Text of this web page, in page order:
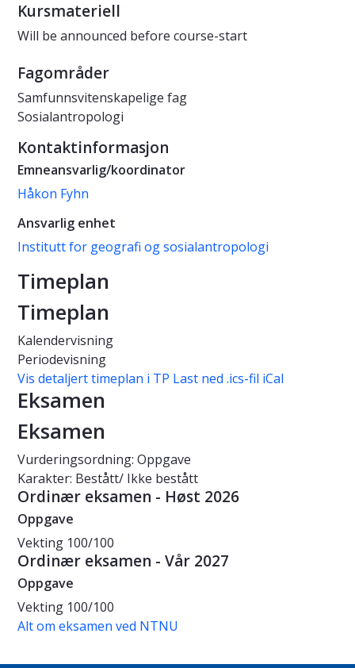
Kursmateriell
Will be announced before course-start
Fagområder
Samfunnsvitenskapelige fag
Sosialantropologi
Kontaktinformasjon
Emneansvarlig/koordinator
Håkon Fyhn
Ansvarlig enhet
Institutt for geografi og sosialantropologi
Timeplan
Timeplan
Kalendervisning
Periodevisning
Vis detaljert timeplan i TP Last ned .ics-fil iCal
Eksamen
Eksamen
Vurderingsordning: Oppgave
Karakter: Bestått/ Ikke bestått
Ordinær eksamen - Høst 2026
Oppgave
Vekting 100/100
Ordinær eksamen - Vår 2027
Oppgave
Vekting 100/100
Alt om eksamen ved NTNU